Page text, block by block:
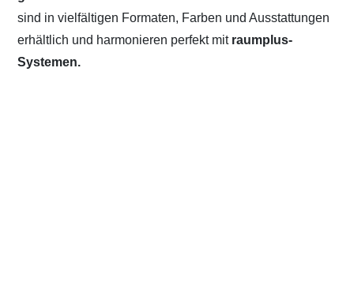
sind in vielfältigen Formaten, Farben und Ausstattungen
erhältlich und harmonieren perfekt mit raumplus-
Systemen.